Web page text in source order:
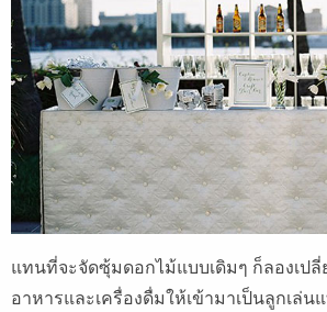
แทนที่จะจัดซุ้มดอกไม้แบบเดิมๆ ก็ลองเปลี่
อาหารและเครื่องดื่มให้เข้ามาเป็นลูกเล่น